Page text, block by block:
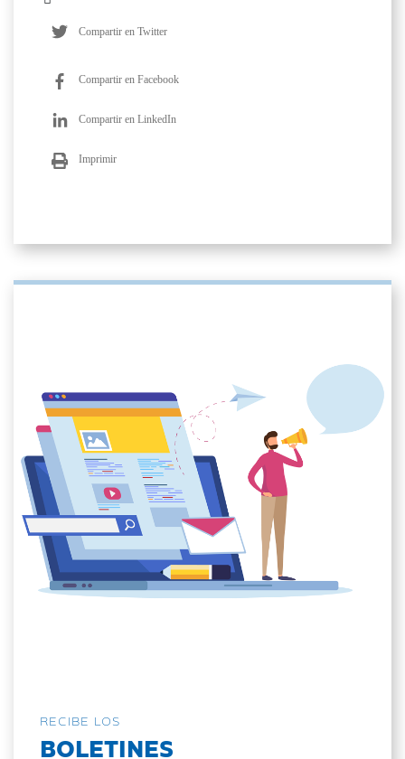
Compartir en Twitter
Compartir en Facebook
Compartir en LinkedIn
Imprimir
RECIBE LOS
BOLETINES